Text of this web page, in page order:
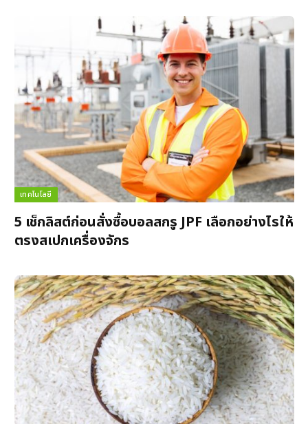
เทคโนโลยี
5 เช็กลิสต์ก่อนสั่งซื้อบอลสกรู JPF เลือกอย่างไรให้
ตรงสเปกเครื่องจักร